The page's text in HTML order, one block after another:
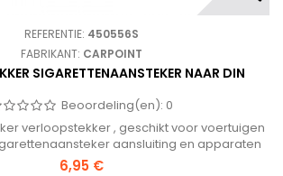
REFERENTIE: 450556S
FABRIKANT: CARPOINT
SIGARETTENAANSTEKER NAAR DIN
Beoordeling(en): 0
verloopstekker , geschikt voor voertuigen
aansluiting en apparaten
met (kleine) DIN aansluiting.
6,95 €